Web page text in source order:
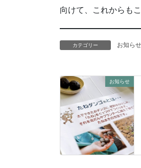
向けて、これからも
カテゴリー お知らせ
お知らせ